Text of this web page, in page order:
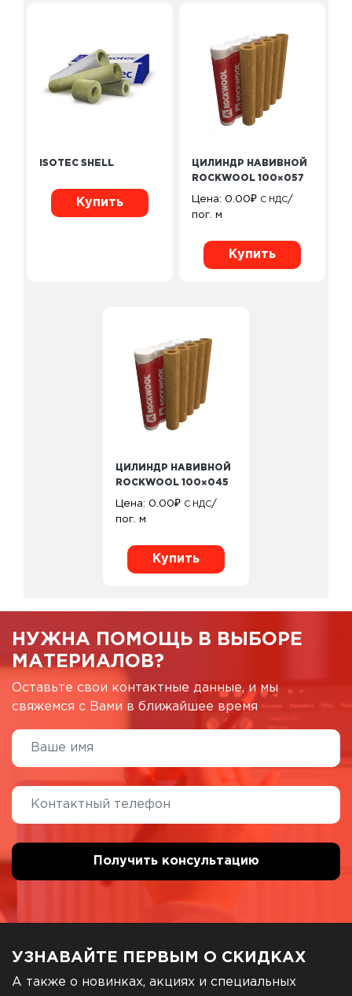
ISOTEC SHELL
Купить
ЦИЛИНДР НАВИВНОЙ
ROCKWOOL 100×057
Цена: 0.00₽ С НДС/
пог. м
Купить
ЦИЛИНДР НАВИВНОЙ
ROCKWOOL 100×045
Цена: 0.00₽ С НДС/
пог. м
Купить
НУЖНА ПОМОЩЬ В ВЫБОРЕ
МАТЕРИАЛОВ?
Оставьте свои контактные данные, и мы
свяжемся с Вами в ближайшее время
УЗНАВАЙТЕ ПЕРВЫМ О СКИДКАХ
А также о новинках, акциях и специальных